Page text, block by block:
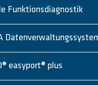
Funktionsdiagnostik
easyport® plus